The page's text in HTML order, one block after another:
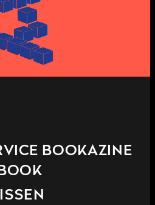
BOOKAZINE